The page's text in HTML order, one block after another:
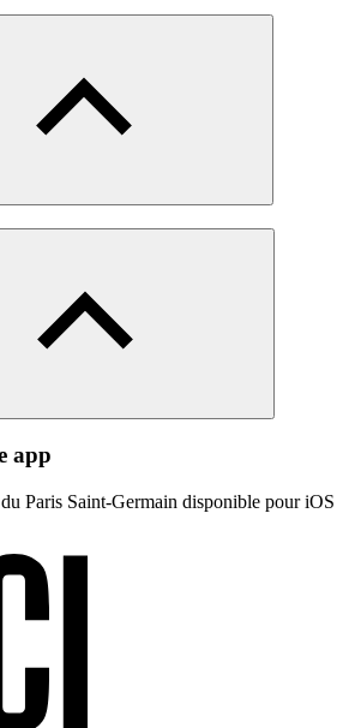
app
Paris Saint-Germain disponible pour iOS